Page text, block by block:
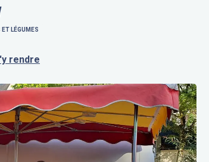
LÉGUMES
rendre